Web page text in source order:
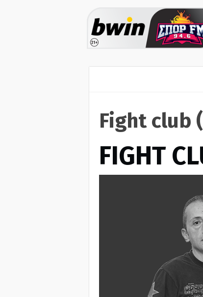
Fight club
FIGHT